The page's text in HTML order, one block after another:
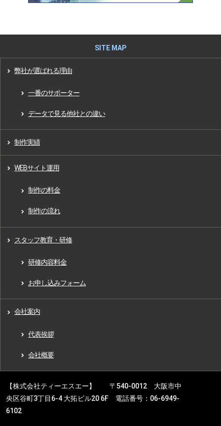
弊社が選ばれる理由
一番のサポーター
データで見る他社との違い
制作実績
WEBサイト運用
制作の料金
制作の流れ
スタッフ教育・研修
研修内容料金
お申し込みフォーム
会社案内
代表挨拶
会社概要
【株式会社ティーエスエー】 〒540-0012 大阪市中
央区谷町3丁目6-4 大拓ビル20 6F 電話番号：06-6949-
6102